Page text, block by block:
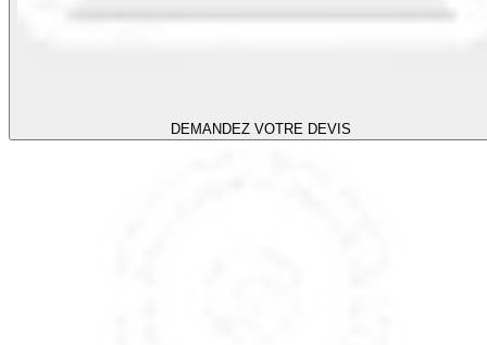
DEMANDEZ VOTRE DEVIS